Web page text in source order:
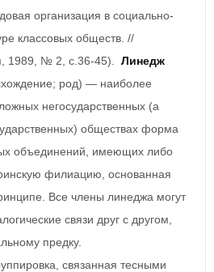
организация в социально-
классовых обществ. //
1989, № 2, с.36-45). Линедж
род) — наиболее
негосударственных (а
обществах форма
объединений, имеющих либо
филиацию, основанная
Все члены линеджа могут
связи друг с другом,
предку.
связанная тесными